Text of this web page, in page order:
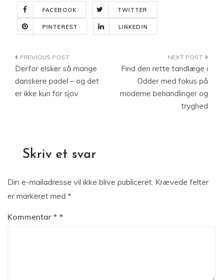
FACEBOOK TWITTER
PINTEREST LINKEDIN
Indlægsnavigation
Derfor elsker så mange
danskere padel – og det
er ikke kun for sjov
Find den rette tandlæge i
Odder med fokus på
moderne behandlinger og
tryghed
Skriv et svar
Din e-mailadresse vil ikke blive publiceret. Krævede felter
er markeret med *
Kommentar *